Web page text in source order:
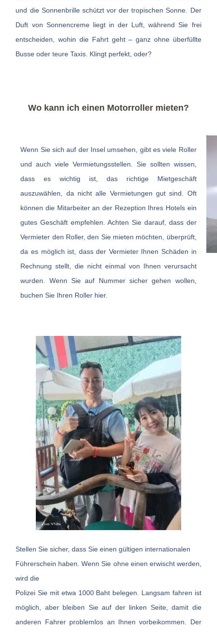
und die Sonnenbrille schützt vor der tropischen Sonne. Der
Duft von Sonnencreme liegt in der Luft, während Sie frei
entscheiden, wohin die Fahrt geht – ganz ohne überfüllte
Busse oder teure Taxis. Klingt perfekt, oder?
Wo kann ich einen Motorroller mieten?
Wenn Sie sich auf der Insel umsehen, gibt es viele Roller
und auch viele Vermietungsstellen. Sie sollten wissen,
dass es wichtig ist, das richtige Mietgeschäft
auszuwählen, da nicht alle Vermietungen gut sind. Oft
können die Mitarbeiter an der Rezeption Ihres Hotels ein
gutes Geschäft empfehlen. Achten Sie darauf, dass der
Vermieter den Roller, den Sie mieten möchten, überprüft,
da es möglich ist, dass der Vermieter Ihnen Schäden in
Rechnung stellt, die nicht einmal von Ihnen verursacht
wurden. Wenn Sie auf Nummer sicher gehen wollen,
buchen Sie Ihren Roller hier.
Stellen Sie sicher, dass Sie einen gültigen internationalen
Führerschein haben. Wenn Sie ohne einen erwischt werden,
wird die
Polizei Sie mit etwa 1000 Baht belegen. Langsam fahren ist
möglich, aber bleiben Sie auf der linken Seite, damit die
anderen Fahrer problemlos an Ihnen vorbeikommen. Der